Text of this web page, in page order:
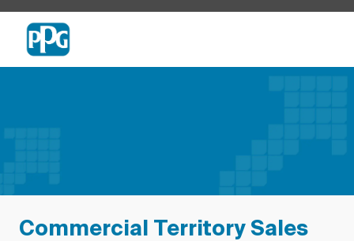
Commercial Territory Sales